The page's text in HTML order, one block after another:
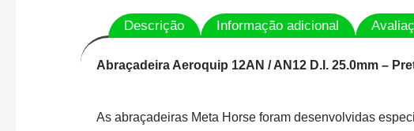
Descrição Informação adicional
Abraçadeira Aeroquip 12AN / AN12 D.I. 25.0mm –
As abraçadeiras Meta Horse foram desenvolvidas